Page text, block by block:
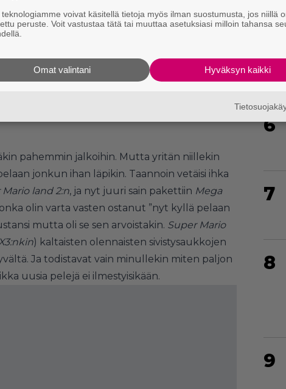
sitä että retroilulle ei jää tarpeeksi aikaa.
julkaisuissa kärryillä niin pettymyksiä on
ja yrittää työntää mielestään ne monet
pahemmin jalkoihin. Mutta yritän niillekin
jonkun ihan läpikin. Taannoin vetäisi ihka
Mario land 2:n, ja nyt juuri sain pakettiin Mega
olin varta vasten ostanut ”nyt kyllä pelaan
mutta oli se sen arvoistakin. Super Mario
) kaltaisten olennaisten sivistysaukkojen
Ja todistavat vain minullekin miten paljon
uusia pelejä ei ilmestyisikään.
5
6
7
8
9
voivat käsitellä tietoja myös ilman suostumusta, jos niillä
peruste. Voit vastustaa tätä tai muuttaa asetuksiasi milloin tahansa
Hyväksyn kaikki
Omat valintani